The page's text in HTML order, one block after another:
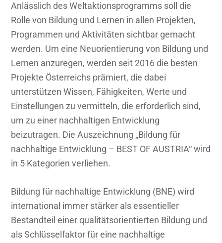
Anlässlich des Weltaktionsprogramms soll die
Rolle von Bildung und Lernen in allen Projekten,
Programmen und Aktivitäten sichtbar gemacht
werden. Um eine Neuorientierung von Bildung und
Lernen anzuregen, werden seit 2016 die besten
Projekte Österreichs prämiert, die dabei
unterstützen Wissen, Fähigkeiten, Werte und
Einstellungen zu vermitteln, die erforderlich sind,
um zu einer nachhaltigen Entwicklung
beizutragen. Die Auszeichnung „Bildung für
nachhaltige Entwicklung – BEST OF AUSTRIA“ wird
in 5 Kategorien verliehen.
Bildung für nachhaltige Entwicklung (BNE) wird
international immer stärker als essentieller
Bestandteil einer qualitätsorientierten Bildung und
als Schlüsselfaktor für eine nachhaltige